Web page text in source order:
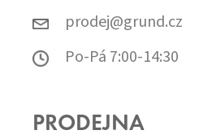
prodej@grund.cz
Po-Pá 7:00-14:30
PRODEJNA